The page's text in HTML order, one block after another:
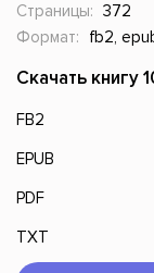
Страницы: 372
Формат:
fb2,
Скачать книгу
FB2
EPUB
PDF
TXT